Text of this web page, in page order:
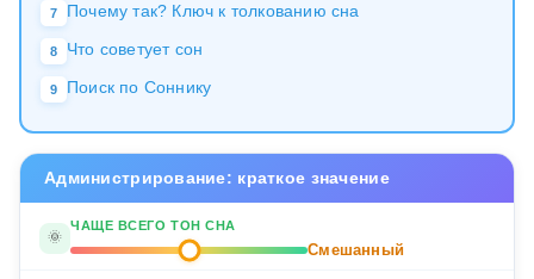
7 Почему так? Ключ к толкованию сна
8 Что советует сон
9 Поиск по Соннику
Администрирование: краткое значение
🌞
ЧАЩЕ ВСЕГО ТОН СНА
Смешанный